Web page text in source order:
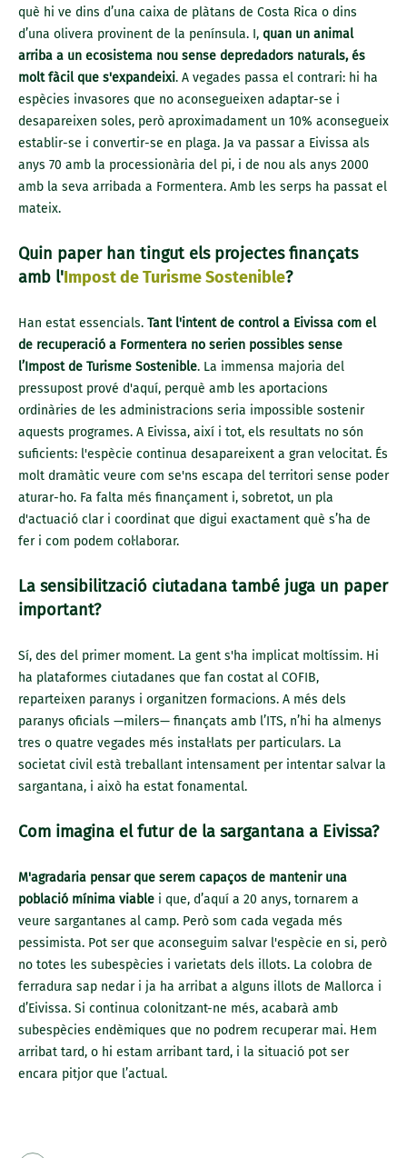
què hi ve dins d’una caixa de plàtans de Costa Rica o dins
d’una olivera provinent de la península. I, quan un animal
arriba a un ecosistema nou sense depredadors naturals, és
molt fàcil que s'expandeixi. A vegades passa el contrari: hi ha
espècies invasores que no aconsegueixen adaptar-se i
desapareixen soles, però aproximadament un 10% aconsegueix
establir-se i convertir-se en plaga. Ja va passar a Eivissa als
anys 70 amb la processionària del pi, i de nou als anys 2000
amb la seva arribada a Formentera. Amb les serps ha passat el
mateix.
Quin paper han tingut els projectes finançats
amb l'Impost de Turisme Sostenible?
Han estat essencials. Tant l'intent de control a Eivissa com el
de recuperació a Formentera no serien possibles sense
l’Impost de Turisme Sostenible. La immensa majoria del
pressupost prové d'aquí, perquè amb les aportacions
ordinàries de les administracions seria impossible sostenir
aquests programes. A Eivissa, així i tot, els resultats no són
suficients: l'espècie continua desapareixent a gran velocitat. És
molt dramàtic veure com se'ns escapa del territori sense poder
aturar-ho. Fa falta més finançament i, sobretot, un pla
d'actuació clar i coordinat que digui exactament què s’ha de
fer i com podem col·laborar.
La sensibilització ciutadana també juga un paper
important?
Sí, des del primer moment. La gent s'ha implicat moltíssim. Hi
ha plataformes ciutadanes que fan costat al COFIB,
reparteixen paranys i organitzen formacions. A més dels
paranys oficials —milers— finançats amb l’ITS, n’hi ha almenys
tres o quatre vegades més instal·lats per particulars. La
societat civil està treballant intensament per intentar salvar la
sargantana, i això ha estat fonamental.
Com imagina el futur de la sargantana a Eivissa?
M'agradaria pensar que serem capaços de mantenir una
població mínima viable i que, d’aquí a 20 anys, tornarem a
veure sargantanes al camp. Però som cada vegada més
pessimista. Pot ser que aconseguim salvar l'espècie en si, però
no totes les subespècies i varietats dels illots. La colobra de
ferradura sap nedar i ja ha arribat a alguns illots de Mallorca i
d’Eivissa. Si continua colonitzant-ne més, acabarà amb
subespècies endèmiques que no podrem recuperar mai. Hem
arribat tard, o hi estam arribant tard, i la situació pot ser
encara pitjor que l’actual.